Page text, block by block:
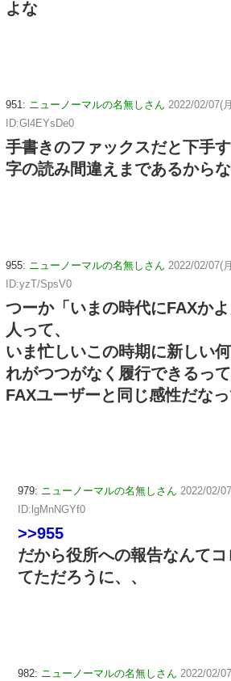
よな
951: ニューノーマルの名無しさん 2022/02/07(
ID:Gl4EYsDe0
手書きのファックスだと下手
字の読み間違えまであるからな
955: ニューノーマルの名無しさん 2022/02/07(
ID:yzT/SpsV0
つーか「いまの時代にFAXか
人って、
いま忙しいこの時期に新しい
れがつつがなく履行できるっ
FAXユーザーと同じ感性だな
979: ニューノーマルの名無しさん 2022/02/
ID:lgMnNGYf0
>>955
だから役所への報告なんて
てただろうに、、
982: ニューノーマルの名無しさん 2022/02/